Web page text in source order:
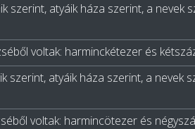
szerint, atyáik háza szerint, a nevek
voltak: harminckétezer és
szerint, atyáik háza szerint, a nevek
voltak: harmincötezer és